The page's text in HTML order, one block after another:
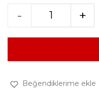
- +
Beğendiklerime ekle